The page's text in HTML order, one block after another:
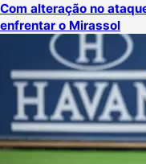
Com alteração no
enfrentar o Mirassol